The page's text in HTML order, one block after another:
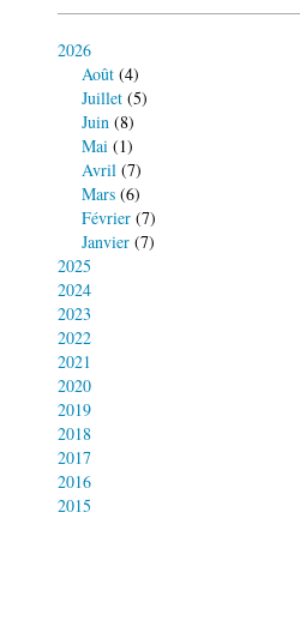
2026
Août (4)
Juillet (5)
Juin (8)
Mai (1)
Avril (7)
Mars (6)
Février (7)
Janvier (7)
2025
2024
2023
2022
2021
2020
2019
2018
2017
2016
2015